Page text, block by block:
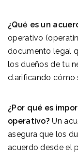
¿Quė es un
operativo
documento legal
los dueños de tu
clarificando cómo
¿Por qué es
operativo? Un
asegura que los
acuerdo desde el